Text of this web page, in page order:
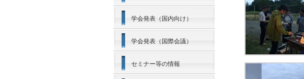
学会発表（国内向け）
学会発表（国際会議）
セミナー等の情報